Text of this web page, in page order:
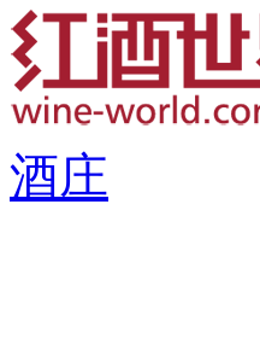
酒庄